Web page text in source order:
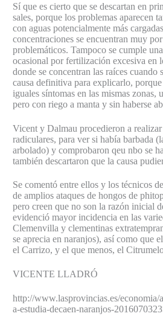
Sí que es cierto que se descartan en
sales, porque los problemas aparecen
con aguas potencialmente más
concentraciones se encuentran muy
problemáticos. Tampoco se cumple
ocasional por fertilización excesiva en
donde se concentran las raíces cuando
causa definitiva para explicarlo, porque
iguales síntomas en las mismas zonas,
pero con riego a manta y sin haberse
Vicent y Dalmau procedieron a realizar
radiculares, para ver si había barbada
arbolado) y comprobaron qeu nbo se
también descartaron que la causa
Se comentó entre ellos y los técnicos
de amplios ataques de hongos de
pero creen que no son la razón inicial
evidenció mayor incidencia en las
Clemenvilla y clementinas
se aprecia en naranjos), así como que
el Carrizo, y el que menos, el
VICENTE LLADRÓ
http://www.lasprovincias.es/
a-estudia-decaen-naranjos-